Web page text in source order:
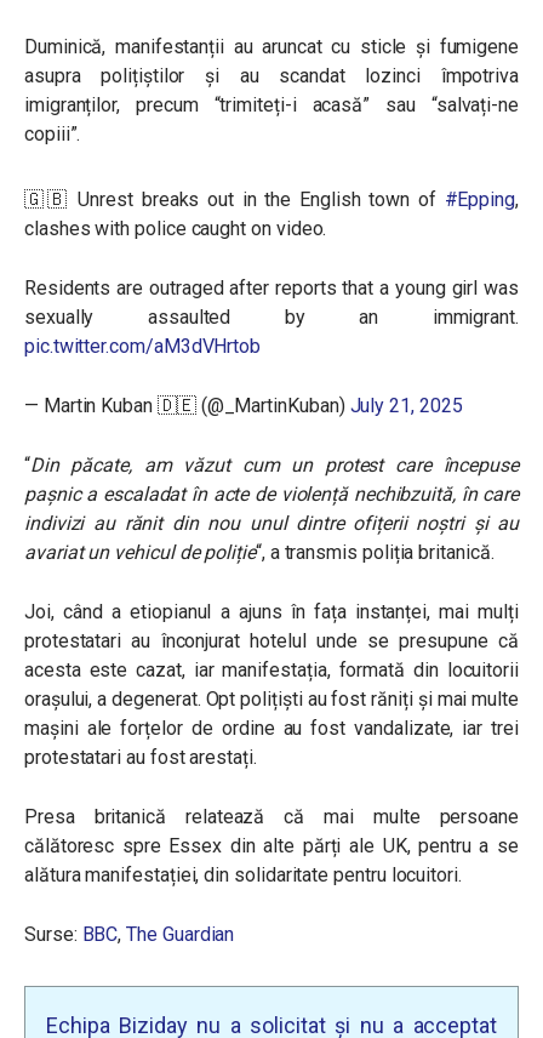
Duminică, manifestanții au aruncat cu sticle și fumigene
asupra polițiștilor și au scandat lozinci împotriva
imigranților, precum “trimiteți-i acasă” sau “salvați-ne
copiii”.
🇬🇧 Unrest breaks out in the English town of #Epping,
clashes with police caught on video.
Residents are outraged after reports that a young girl was
sexually assaulted by an immigrant.
pic.twitter.com/aM3dVHrtob
— Martin Kuban 🇩🇪 (@_MartinKuban) July 21, 2025
“Din păcate, am văzut cum un protest care începuse
pașnic a escaladat în acte de violență nechibzuită, în care
indivizi au rănit din nou unul dintre ofițerii noștri și au
avariat un vehicul de poliție“, a transmis poliția britanică.
Joi, când a etiopianul a ajuns în fața instanței, mai mulți
protestatari au înconjurat hotelul unde se presupune că
acesta este cazat, iar manifestația, formată din locuitorii
orașului, a degenerat. Opt polițiști au fost răniți și mai multe
mașini ale forțelor de ordine au fost vandalizate, iar trei
protestatari au fost arestați.
Presa britanică relatează că mai multe persoane
călătoresc spre Essex din alte părți ale UK, pentru a se
alătura manifestației, din solidaritate pentru locuitori.
Surse: BBC,The Guardian
Echipa Biziday nu a solicitat și nu a acceptat